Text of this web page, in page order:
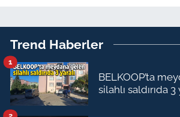
Trend Haberler
BELKOOP’ta
silahlı saldırıda 3
1